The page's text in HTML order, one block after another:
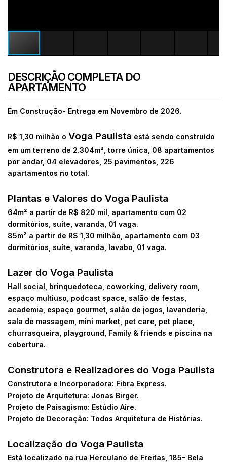
DESCRIÇÃO COMPLETA DO
APARTAMENTO
Em Construção- Entrega em Novembro de 2026.
R$ 1,30 milhão o Voga Paulista está sendo construído
em um terreno de 2.304m², torre única, 08 apartamentos
por andar, 04 elevadores, 25 pavimentos, 226
apartamentos no total.
Plantas e Valores do Voga Paulista
64m² a partir de R$ 820 mil, apartamento com 02
dormitórios, suíte, varanda, 01 vaga.
85m² a partir de R$ 1,30 milhão, apartamento com 03
dormitórios, suíte, varanda, lavabo, 01 vaga.
Lazer do Voga Paulista
Hall social, brinquedoteca, coworking, delivery room,
espaço multiuso, podcast space, salão de festas,
academia, espaço gourmet, salão de jogos, lavanderia,
sala de massagem, mini market, pet care, pet place,
churrasqueira, playground, Family & friends e piscina na
cobertura.
Construtora e Realizadores do Voga Paulista
Construtora e Incorporadora: Fibra Express.
Projeto de Arquitetura: Jonas Birger.
Projeto de Paisagismo: Estúdio Aire.
Projeto de Decoração: Todos Arquitetura de Histórias.
Localização do Voga Paulista
Está localizado na rua Herculano de Freitas, 185- Bela